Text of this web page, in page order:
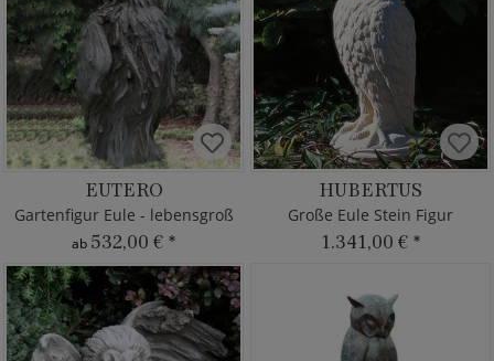
EUTERO
Gartenfigur Eule - lebensgroß
ab 532,00 € *
HUBERTUS
Große Eule Stein Figur
1.341,00 € *